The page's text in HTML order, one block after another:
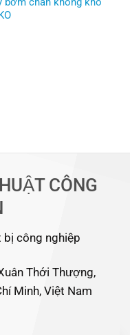
CÔNG
bị công nghiệp
Thới Thượng,
Minh, Việt Nam